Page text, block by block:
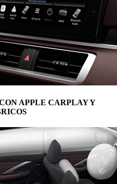
APPLE CARPLAY Y